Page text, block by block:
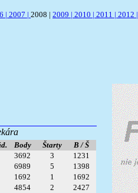
| 2007 | 2008 | 2009 | 2010 | 2011 | 2012 |
Body Štarty
B / Š
3692 3
1231
6989 5
1398
1692 1
1692
4854 2 2427